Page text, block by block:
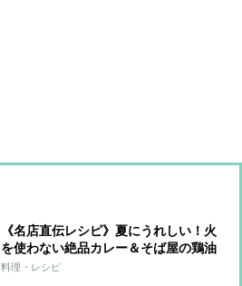
《名店直伝レシピ》夏にうれしい！火
を使わない絶品カレー＆そば屋の鶏油
和風カレー
料理・レシピ